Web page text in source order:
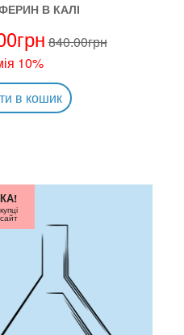
В КАЛІ
грн 840.00грн
10%
в кошик